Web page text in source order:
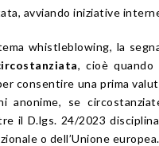
avviando iniziative
whistleblowing, la
, cioè quando
consentire una prima
anonime, se
il D.lgs. 24/2023
o dell’Unione europea.